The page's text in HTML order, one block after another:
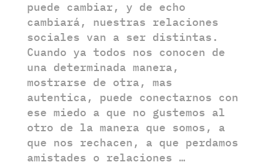
puede cambiar, y de echo
cambiará, nuestras relaciones
sociales van a ser distintas.
Cuando ya todos nos conocen de
una determinada manera,
mostrarse de otra, mas
autentica, puede conectarnos con
ese miedo a que no gustemos al
otro de la manera que somos, a
que nos rechacen, a que perdamos
amistades o relaciones …